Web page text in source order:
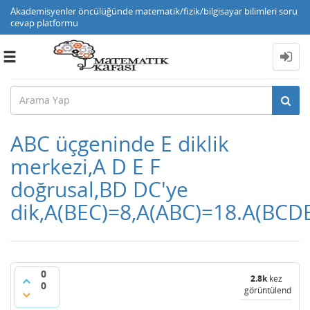
Akademisyenler öncülüğünde matematik/fizik/bilgisayar bilimleri soru
cevap platformu
Toggle
ABC üçgeninde E diklik
merkezi,A D E F
doğrusal,BD DC'ye
0
0
2.8kkez
görüntülendi